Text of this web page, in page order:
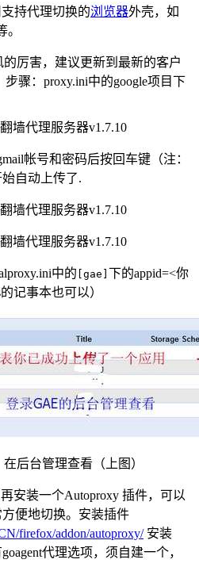
持代理切换的浏览器外壳，如
。
的厉害，建议更新到最新的客户
步骤：proxy.ini中的google项目下
帐号和密码后按回车键（注：
自动上传了.
中的 [gae] 下的appid=<你
记事本也可以）
后台管理查看（上图）
安装一个Autoproxy 插件，可以
便地切换。安装插件
firefox/addon/autoproxy/安装
代理选项，须自建一个，